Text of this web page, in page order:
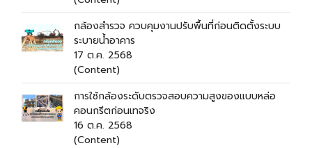
กล้องสำรวจ ควบคุมงานปรับพื้นที่ก่อนติดตั้งระบบ
ระบายน้ำอาคาร
17 ต.ค. 2568
(Content)
การใช้กล้องระดับตรวจสอบความสูงของแบบหล่อ
คอนกรีตก่อนเทจริง
16 ต.ค. 2568
(Content)